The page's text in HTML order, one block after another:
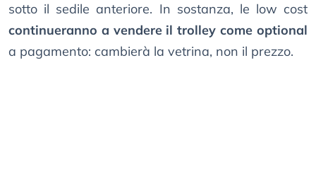
sotto il sedile anteriore. In sostanza, le low cost
continueranno a vendere il trolley come optional
a pagamento: cambierà la vetrina, non il prezzo.